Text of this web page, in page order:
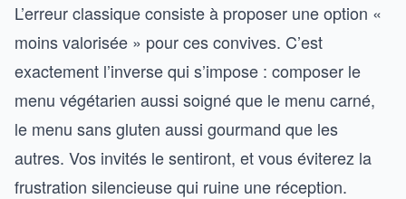
L’erreur classique consiste à proposer une option «
moins valorisée » pour ces convives. C’est
exactement l’inverse qui s’impose : composer le
menu végétarien aussi soigné que le menu carné,
le menu sans gluten aussi gourmand que les
autres. Vos invités le sentiront, et vous éviterez la
frustration silencieuse qui ruine une réception.